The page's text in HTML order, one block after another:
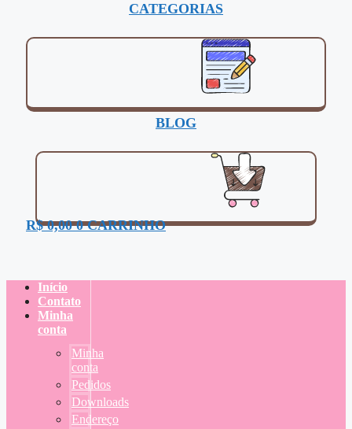
CATEGORIAS
BLOG
R$0,00 0 CARRINHO
Início
Contato
Minha
conta
Minha
conta
Pedidos
Downloads
Endereço